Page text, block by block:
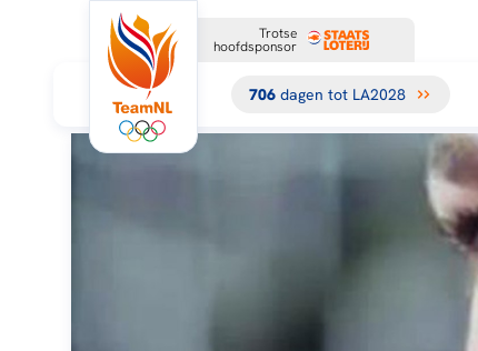
Trotse
hoofdsponsor
706 dagen tot LA2028